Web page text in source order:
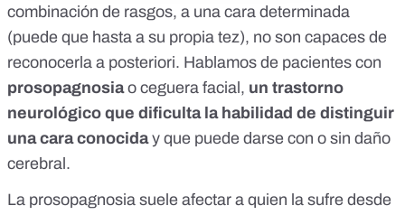
combinación de rasgos, a una cara determinada
(puede que hasta a su propia tez), no son capaces de
reconocerla a posteriori. Hablamos de pacientes con
prosopagnosiao ceguera facial, un trastorno
neurológico que dificulta la habilidad de distinguir
una cara conociday que puede darse con o sin daño
cerebral.
La prosopagnosia suele afectar a quien la sufre desde